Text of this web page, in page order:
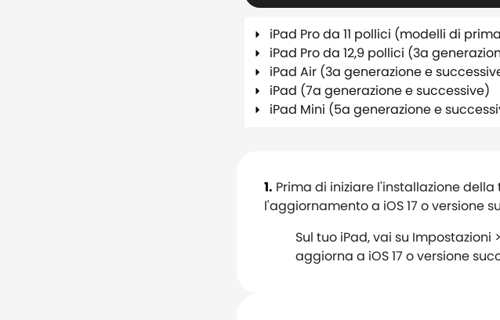
iPad Pro da 11 pollici (modelli di
iPad Pro da 12,9 pollici (3a
iPad Air (3a generazione e
iPad (7a generazione e successive)
iPad Mini (5a generazione e
1. Prima di iniziare l'installazione
l'aggiornamento a iOS 17 o versione
Sul tuo iPad, vai su
aggiorna a iOS 17 o versione